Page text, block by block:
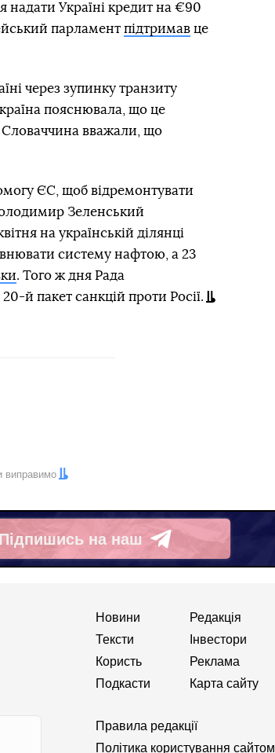
надати Україні кредит на €90
парламент підтримав це
через зупинку транзиту
пояснювала, що це
Словаччина вважали, що
ЄС, щоб відремонтувати
Зеленський
на українській ділянці
систему нафтою, а 23
. Того ж дня Рада
20-й пакет санкцій проти Росії.
Підпишись на наш
Telegram
Новини
Тексти
Користь
Подкасти
Редакція
Інвестори
Реклама
Карта сайту
Правила редакції
Політика користування сайтом